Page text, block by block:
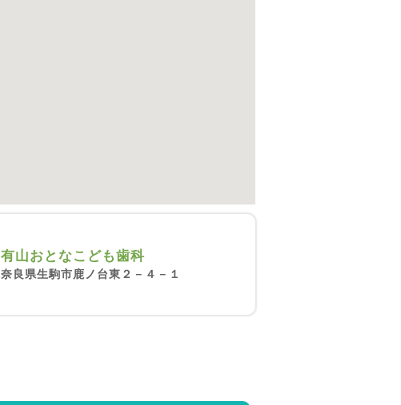
有山おとなこども歯科
奈良県生駒市鹿ノ台東２－４－１